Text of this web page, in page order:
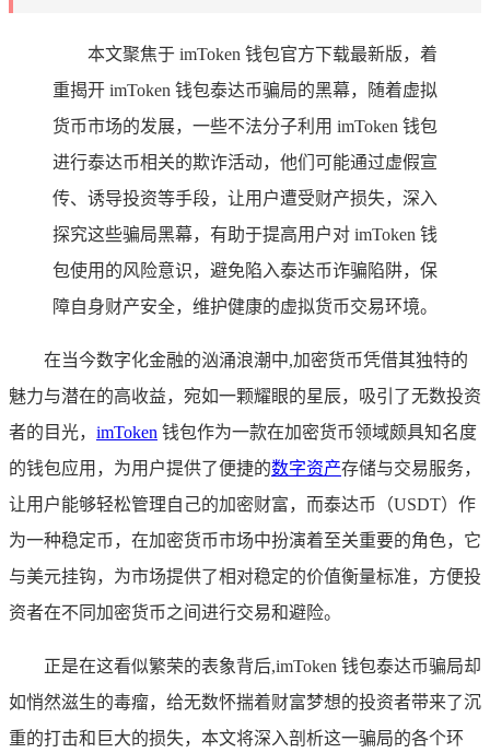
本文聚焦于 imToken 钱包官方下载最新版，着
重揭开 imToken 钱包泰达币骗局的黑幕，随着虚拟
货币市场的发展，一些不法分子利用 imToken 钱包
进行泰达币相关的欺诈活动，他们可能通过虚假宣
传、诱导投资等手段，让用户遭受财产损失，深入
探究这些骗局黑幕，有助于提高用户对 imToken 钱
包使用的风险意识，避免陷入泰达币诈骗陷阱，保
障自身财产安全，维护健康的虚拟货币交易环境。
在当今数字化金融的汹涌浪潮中,加密货币凭借其独特的
魅力与潜在的高收益，宛如一颗耀眼的星辰，吸引了无数投资
者的目光， imToken 钱包作为一款在加密货币领域颇具知名度
的钱包应用，为用户提供了便捷的数字资产存储与交易服务，
让用户能够轻松管理自己的加密财富，而泰达币（USDT）作
为一种稳定币，在加密货币市场中扮演着至关重要的角色，它
与美元挂钩，为市场提供了相对稳定的价值衡量标准，方便投
资者在不同加密货币之间进行交易和避险。
正是在这看似繁荣的表象背后,imToken 钱包泰达币骗局却
如悄然滋生的毒瘤，给无数怀揣着财富梦想的投资者带来了沉
重的打击和巨大的损失，本文将深入剖析这一骗局的各个环